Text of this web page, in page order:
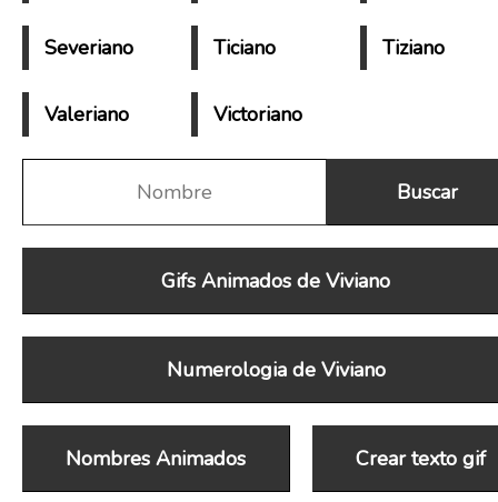
Severiano Ticiano Tiziano
Valeriano Victoriano
Gifs Animados de Viviano
Numerologia de Viviano
Nombres Animados Crear texto gif